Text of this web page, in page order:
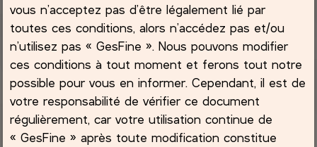
vous n’acceptez pas d’être légalement lié par
toutes ces conditions, alors n’accédez pas et/ou
n’utilisez pas « GesFine ». Nous pouvons modifier
ces conditions à tout moment et ferons tout notre
possible pour vous en informer. Cependant, il est de
votre responsabilité de vérifier ce document
régulièrement, car votre utilisation continue de
« GesFine » après toute modification constitue